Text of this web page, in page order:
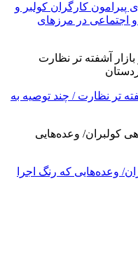
پیرامون کارگران کولبر و
اجتماعی در مرزهای
تر نظارت / چند توصیه به
وعده‌هایی که رنگ اجرا